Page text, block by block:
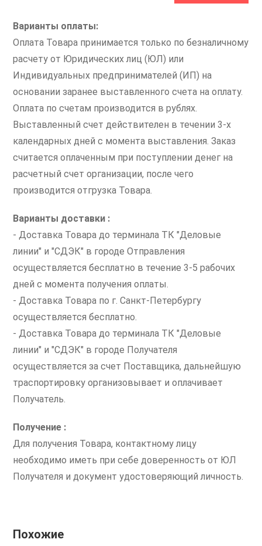
Варианты оплаты:
Оплата Товара принимается только по безналичному
расчету от Юридических лиц (ЮЛ) или
Индивидуальных предпринимателей (ИП) на
основании заранее выставленного счета на оплату.
Оплата по счетам производится в рублях.
Выставленный счет действителен в течении 3-х
календарных дней с момента выставления. Заказ
считается оплаченным при поступлении денег на
расчетный счет организации, после чего
производится отгрузка Товара.
Варианты доставки :
- Доставка Товара до терминала ТК "Деловые
линии" и "СДЭК" в городе Отправления
осуществляется бесплатно в течение 3-5 рабочих
дней с момента получения оплаты.
- Доставка Товара по г. Санкт-Петербургу
осуществляется бесплатно.
- Доставка Товара до терминала ТК "Деловые
линии" и "СДЭК" в городе Получателя
осуществляется за счет Поставщика, дальнейшую
траспортировку организовывает и оплачивает
Получатель.
Получение :
Для получения Товара, контактному лицу
необходимо иметь при себе доверенность от ЮЛ
Получателя и документ удостоверяющий личность.
Похожие